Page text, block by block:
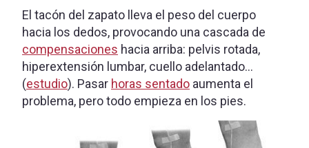
El tacón del zapato lleva el peso del cuerpo
hacia los dedos, provocando una cascada de
compensaciones hacia arriba: pelvis rotada,
hiperextensión lumbar, cuello adelantado…
(estudio). Pasar horas sentado aumenta el
problema, pero todo empieza en los pies.